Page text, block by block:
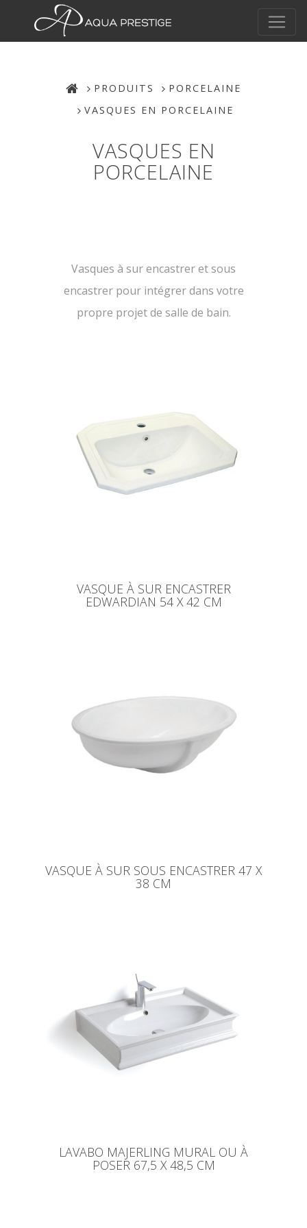
PRODUITS
PORCELAINE
VASQUES EN PORCELAINE
VASQUES EN
PORCELAINE
Vasques à sur encastrer et sous
encastrer pour intégrer dans votre
propre projet de salle de bain.
VASQUE À SUR ENCASTRER
EDWARDIAN 54 X 42 CM
VASQUE À SUR SOUS ENCASTRER 47 X
38 CM
LAVABO MAJERLING MURAL OU À
POSER 67,5 X 48,5 CM